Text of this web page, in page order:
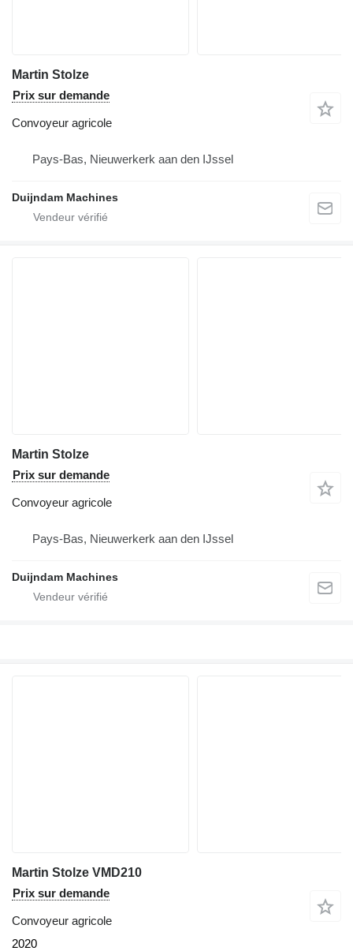
Martin Stolze
Prix sur demande
Convoyeur agricole
Pays-Bas, Nieuwerkerk aan den IJssel
Duijndam Machines
Martin Stolze
Prix sur demande
Convoyeur agricole
Pays-Bas, Nieuwerkerk aan den IJssel
Duijndam Machines
Martin Stolze VMD210
Prix sur demande
Convoyeur agricole
2020